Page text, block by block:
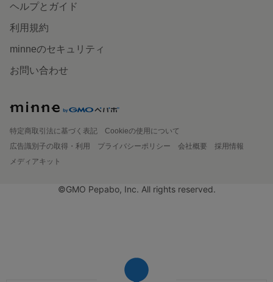
ヘルプとガイド
利用規約
minneのセキュリティ
お問い合わせ
特定商取引法に基づく表記
Cookieの使用について
広告識別子の取得・利用
プライバシーポリシー 会社概要
採用情報
メディアキット
©GMO Pepabo, Inc. All rights reserved.